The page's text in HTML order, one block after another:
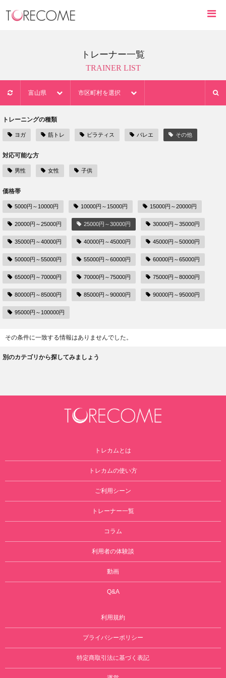
トレーナー一覧
TRAINER LIST
富山県 市区町村を選択
トレーニングの種類
ヨガ 筋トレ ピラティス バレエ その他
対応可能な方
男性 女性 子供
価格帯
5000円～10000円 10000円～15000円 15000円～20000円
20000円～25000円 25000円～30000円 30000円～35000円
35000円～40000円 40000円～45000円 45000円～50000円
50000円～55000円 55000円～60000円 60000円～65000円
65000円～70000円 70000円～75000円 75000円～80000円
80000円～85000円 85000円～90000円 90000円～95000円
95000円～100000円
その条件に一致する情報はありませんでした。
別のカテゴリから探してみましょう
トレカムとは
トレカムの使い方
ご利用シーン
トレーナー一覧
コラム
利用者の体験談
動画
Q&A
利用規約
プライバシーポリシー
特定商取引法に基づく表記